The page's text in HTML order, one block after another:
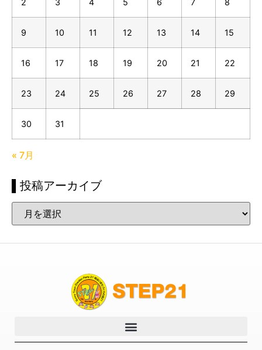
2 3 4 5 6 7 8
9 10 11 12 13 14 15
16 17 18 19 20 21 22
23 24 25 26 27 28 29
30 31
« 7月
▌投稿アーカイブ